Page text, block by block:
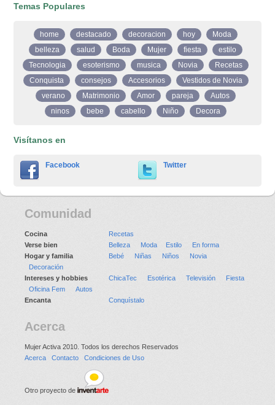
Temas Populares
home destacado decoracion hoy
Moda
belleza
salud Boda Mujer fiesta
estilo
Tecnologia
esoterismo musica Novia
Recetas
Conquista
consejos Accesorios
Vestidos de Novia
verano
Matrimonio Amor pareja
Autos
ninos
bebe cabello Niño Decora
Visítanos en
Facebook Twitter
Comunidad
Cocina
Recetas
Verse bien
Belleza Moda Estilo
En forma
Hogar y familia
Bebé Niñas Niños
Novia
Decoración
Intereses y hobbies
ChicaTec Esotérica Televisión
Fiesta
Oficina Fem
Autos
Encanta
Conquístalo
Acerca
Mujer Activa 2010. Todos los derechos Reservados
Acerca
Contacto Condiciones de Uso
Otro proyecto de